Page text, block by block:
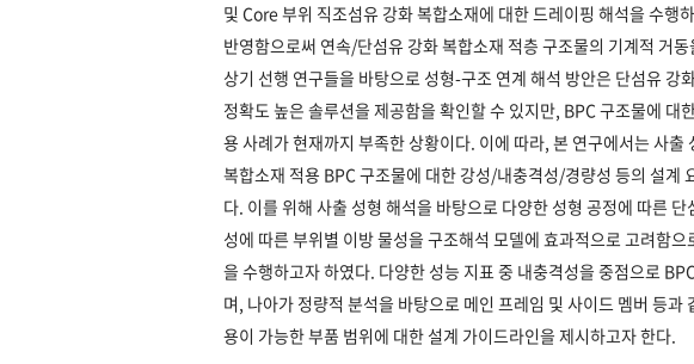
및 Core 부위 직조섬유 강화 복합소재에 대한 드레이핑 해석을 수행
반영함으로써 연속/단섬유 강화 복합소재 적층 구조물의 기계적 거
상기 선행 연구들을 바탕으로 성형-구조 연계 해석 방안은 단섬유 강
정확도 높은 솔루션을 제공함을 확인할 수 있지만, BPC 구조물에 대
용 사례가 현재까지 부족한 상황이다. 이에 따라, 본 연구에서는 사
복합소재 적용 BPC 구조물에 대한 강성/내충격성/경량성 등의 설계
다. 이를 위해 사출 성형 해석을 바탕으로 다양한 성형 공정에 따른
성에 따른 부위별 이방 물성을 구조해석 모델에 효과적으로 고려함
을 수행하고자 하였다. 다양한 성능 지표 중 내충격성을 중점으로
며, 나아가 정량적 분석을 바탕으로 메인 프레임 및 사이드 멤버 등과
용이 가능한 부품 범위에 대한 설계 가이드라인을 제시하고자 한다.